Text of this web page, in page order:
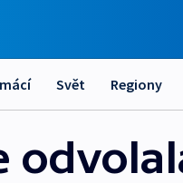
Svět Regiony